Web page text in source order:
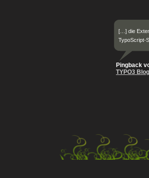
[…] die
TypoScript-
Pingback
TYPO3